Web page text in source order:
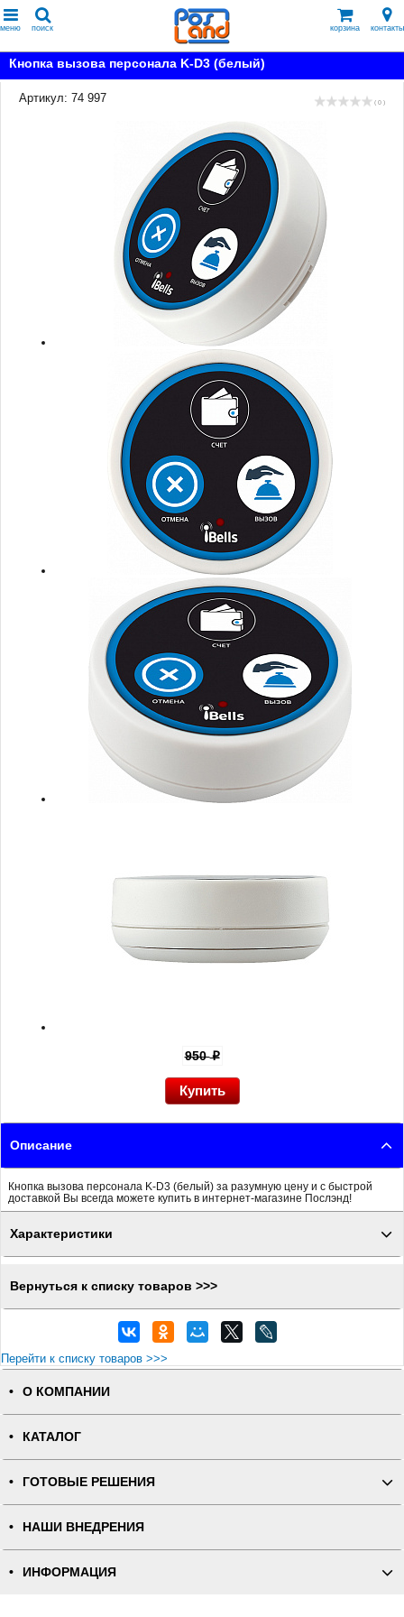
меню поиск корзина контакты
Кнопка вызова персонала K-D3 (белый)
Артикул: 74 997 ( 0 )
950p
Описание
Кнопка вызова персонала K-D3 (белый) за разумную цену и с быстрой
доставкой Вы всегда можете купить в интернет-магазине Послэнд!
Характеристики
Вернуться к списку товаров >>>
Перейти к списку товаров >>>
О КОМПАНИИ
КАТАЛОГ
ГОТОВЫЕ РЕШЕНИЯ
НАШИ ВНЕДРЕНИЯ
ИНФОРМАЦИЯ